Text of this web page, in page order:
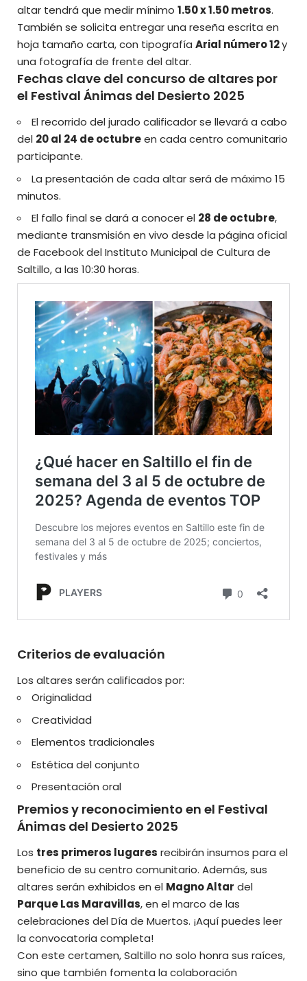
altar tendrá que medir mínimo 1.50 x 1.50 metros.
También se solicita entregar una reseña escrita en
hoja tamaño carta, con tipografía Arial número 12y
una fotografía de frente del altar.
Fechas clave del concurso de altares por
el Festival Ánimas del Desierto 2025
El recorrido del jurado calificador se llevará a cabo
del 20 al 24 de octubreen cada centro comunitario
participante.
La presentación de cada altar será de máximo 15
minutos.
El fallo final se dará a conocer el 28 de octubre,
mediante transmisión en vivo desde la página oficial
de Facebook del Instituto Municipal de Cultura de
Saltillo, a las 10:30 horas.
Criterios de evaluación
Los altares serán calificados por:
Originalidad
Creatividad
Elementos tradicionales
Estética del conjunto
Presentación oral
Premios y reconocimiento en el Festival
Ánimas del Desierto 2025
Los tres primeros lugares recibirán insumos para el
beneficio de su centro comunitario. Además, sus
altares serán exhibidos en el Magno Altar del
Parque Las Maravillas, en el marco de las
celebraciones del Día de Muertos. ¡Aquí puedes leer
la convocatoria completa!
Con este certamen, Saltillo no solo honra sus raíces,
sino que también fomenta la colaboración